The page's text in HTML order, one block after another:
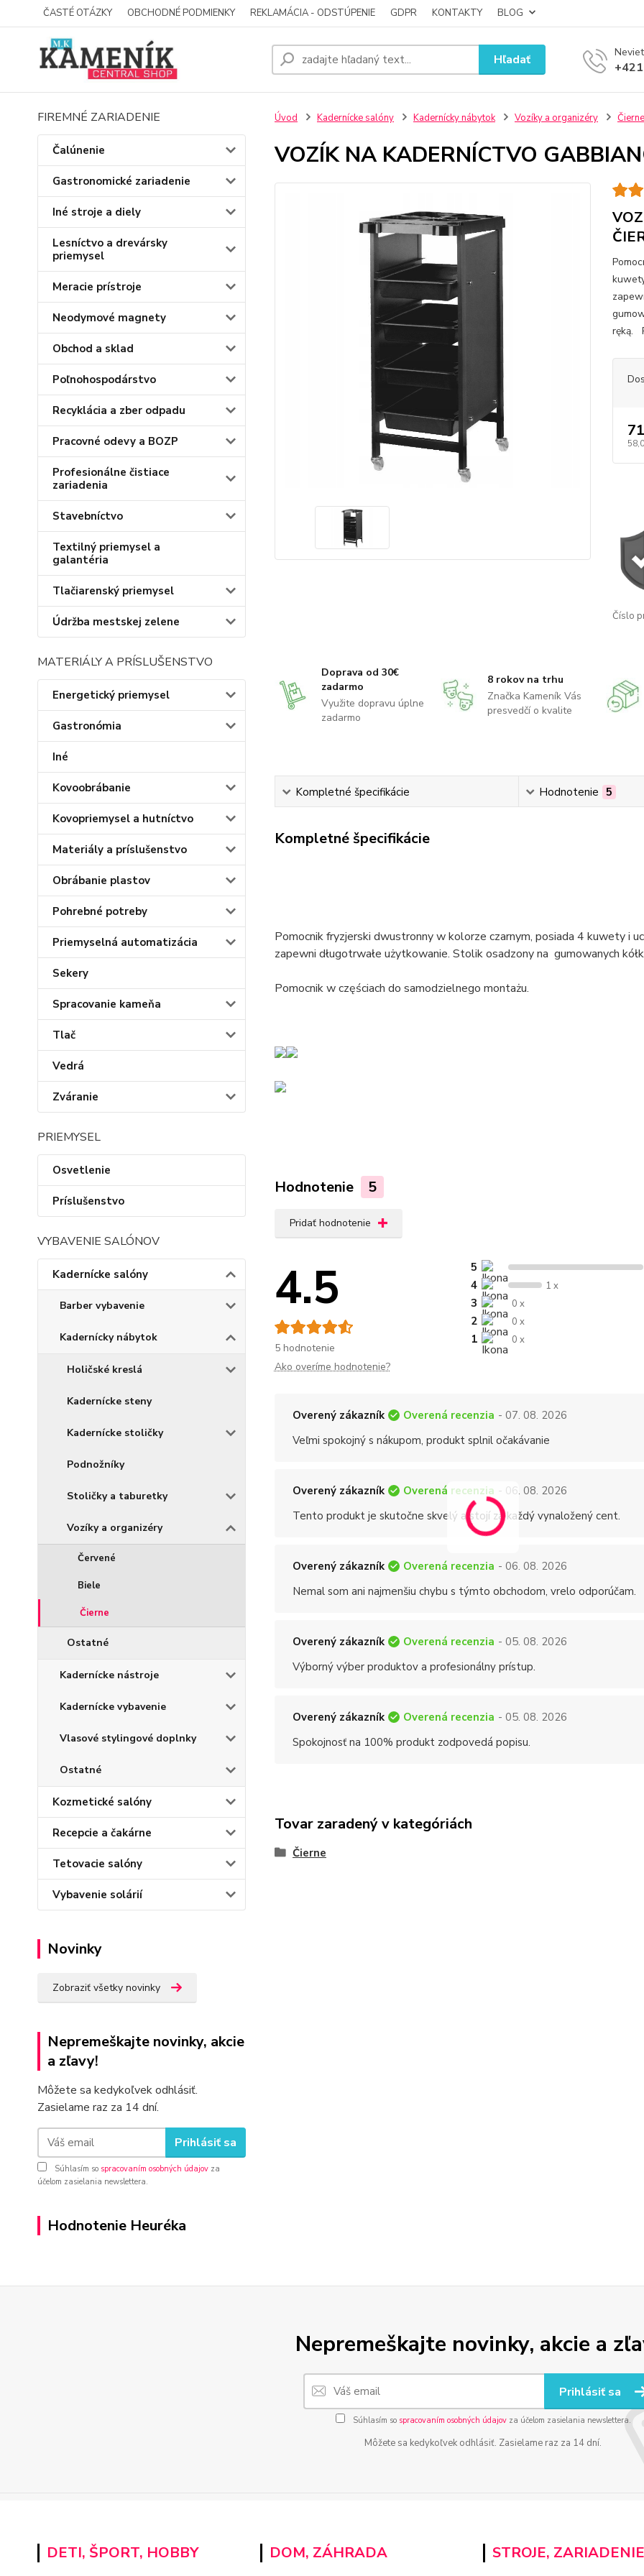
ČASTÉ OTÁZKY OBCHODNÉ PODMIENKY REKLAMÁCIA - ODSTÚPENIE GDPR KONTAKTY BLOG
Hľadať
FIREMNÉ ZARIADENIE
Čalúnenie
Gastronomické zariadenie
Iné stroje a diely
Lesníctvo a drevársky
priemysel
Meracie prístroje
Neodymové magnety
Obchod a sklad
Poľnohospodárstvo
Recyklácia a zber odpadu
Pracovné odevy a BOZP
Profesionálne čistiace
zariadenia
Stavebníctvo
Textilný priemysel a
galantéria
Tlačiarenský priemysel
Údržba mestskej zelene
MATERIÁLY A PRÍSLUŠENSTVO
Energetický priemysel
Gastronómia
Iné
Kovoobrábanie
Kovopriemysel a hutníctvo
Materiály a príslušenstvo
Obrábanie plastov
Pohrebné potreby
Priemyselná automatizácia
Sekery
Spracovanie kameňa
Tlač
Vedrá
Zváranie
PRIEMYSEL
Osvetlenie
Príslušenstvo
VYBAVENIE SALÓNOV
Kadernícke salóny
Barber vybavenie
Kadernícky nábytok
Holičské kreslá
Kadernícke steny
Kadernícke stoličky
Podnožníky
Stoličky a taburetky
Vozíky a organizéry
Červené
Biele
Čierne
Ostatné
Kadernícke nástroje
Kadernícke vybavenie
Vlasové stylingové doplnky
Ostatné
Kozmetické salóny
Recepcie a čakárne
Tetovacie salóny
Vybavenie solárií
Novinky
Zobraziť všetky novinky
Nepremeškajte novinky, akcie
a zľavy!
Môžete sa kedykoľvek odhlásiť.
Zasielame raz za 14 dní.
Prihlásiť sa
Súhlasím so spracovaním osobných údajov za
účelom zasielania newslettera.
Hodnotenie Heuréka
Úvod Kadernícke salóny Kadernícky nábytok Vozíky a organizéry Čierne
VOZÍK NA KADERNÍCTVO
ręką.
Číslo
Doprava od 30€
zadarmo
Využite dopravu úplne
zadarmo
8 rokov na trhu
Značka Kameník Vás
presvedčí o kvalite
Kompletné špecifikácie Hodnotenie 5
Kompletné špecifikácie
Pomocnik fryzjerski dwustronny w kolorze czarnym, posiada 4 kuwety i
zapewni długotrwałe użytkowanie. Stolik osadzony na gumowanych
Pomocnik w częściach do samodzielnego montażu.
Hodnotenie 5
Pridať hodnotenie
4.5
5 hodnotenie
5
4
1 x
3 0 x
2 0 x
1 0 x
Ako overíme hodnotenie?
Overený zákazník Overená recenzia - 07. 08. 2026
Veľmi spokojný s nákupom, produkt splnil očakávanie
Overený zákazník Overená recenzia - 06. 08. 2026
Tento produkt je skutočne skvelý a stojí za každý vynaložený cent.
Overený zákazník Overená recenzia - 06. 08. 2026
Nemal som ani najmenšiu chybu s týmto obchodom, vrelo odporúčam.
Overený zákazník Overená recenzia - 05. 08. 2026
Výborný výber produktov a profesionálny prístup.
Overený zákazník Overená recenzia - 05. 08. 2026
Spokojnosť na 100% produkt zodpovedá popisu.
Tovar zaradený v kategóriách
Čierne
Nepremeškajte novinky, akcie a
Prihlásiť sa
Súhlasím so spracovaním osobných údajovza účelom zasielania newslettera.
Môžete sa kedykoľvek odhlásiť. Zasielame raz za 14 dní.
DETI, ŠPORT, HOBBY DOM, ZÁHRADA STROJE, ZARIADENIE